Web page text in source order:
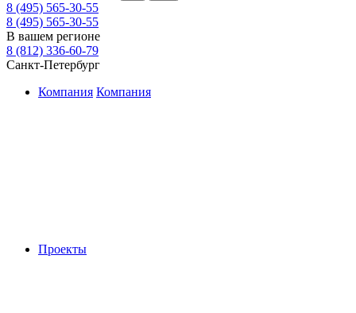
8 (495) 565-30-55
8 (495) 565-30-55
В вашем регионе
8 (812) 336-60-79
Санкт-Петербург
Компания Компания
Проекты